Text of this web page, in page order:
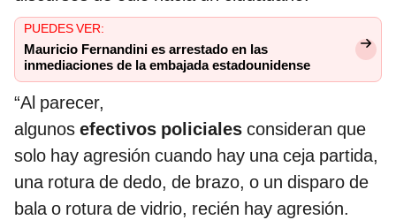
PUEDES VER:
Mauricio Fernandini es arrestado en las
inmediaciones de la embajada estadounidense
“Al parecer,
algunos efectivos policiales consideran que
solo hay agresión cuando hay una ceja partida,
una rotura de dedo, de brazo, o un disparo de
bala o rotura de vidrio, recién hay agresión.